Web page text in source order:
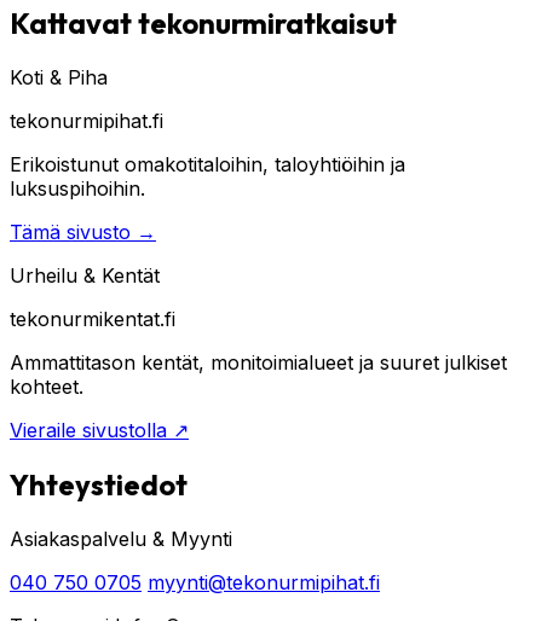
Kattavat tekonurmiratkaisut
Koti & Piha
tekonurmipihat.fi
Erikoistunut omakotitaloihin, taloyhtiöihin ja
luksuspihoihin.
Tämä sivusto →
Urheilu & Kentät
tekonurmikentat.fi
Ammattitason kentät, monitoimialueet ja suuret julkiset
kohteet.
Vieraile sivustolla ↗
Yhteystiedot
Asiakaspalvelu & Myynti
040 750 0705 myynti@tekonurmipihat.fi